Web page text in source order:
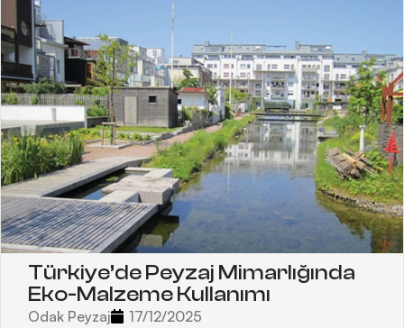
Türkiye’de Peyzaj Mimarlığında
Eko-Malzeme Kullanımı
Odak Peyzaj
17/12/2025